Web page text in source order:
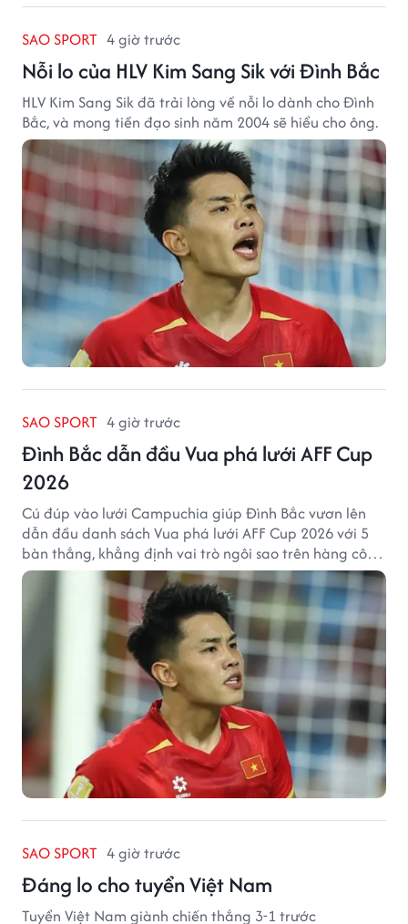
SAO SPORT 4 giờ trước
Nỗi lo của HLV Kim Sang Sik với Đình Bắc
HLV Kim Sang Sik đã trải lòng về nỗi lo dành cho Đình
Bắc, và mong tiền đạo sinh năm 2004 sẽ hiểu cho ông.
SAO SPORT 4 giờ trước
Đình Bắc dẫn đầu Vua phá lưới AFF Cup
2026
Cú đúp vào lưới Campuchia giúp Đình Bắc vươn lên
dẫn đầu danh sách Vua phá lưới AFF Cup 2026 với 5
bàn thắng, khẳng định vai trò ngôi sao trên hàng công
tuyển Việt Nam.
SAO SPORT 4 giờ trước
Đáng lo cho tuyển Việt Nam
Tuyển Việt Nam giành chiến thắng 3-1 trước